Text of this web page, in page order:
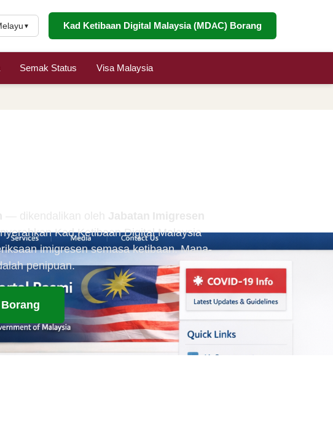
▼ Kad Ketibaan Digital Malaysia (MDAC) Borang
Semak Status Visa Malaysia
Kad Ketibaan Digital Malaysia
imigresen semasa ketibaan. Mana-
penipuan.